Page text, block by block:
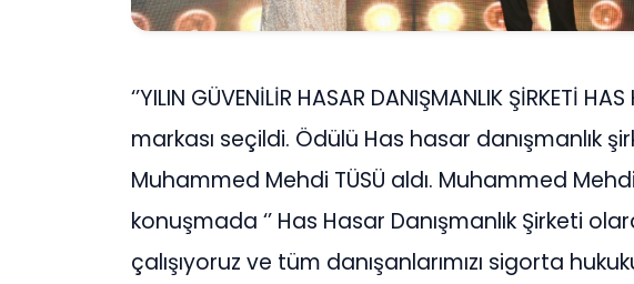
‘’YILIN GÜVENİLİR HASAR DANIŞMANLIK ŞİRKETİ
markası seçildi. Ödülü Has hasar danışmanlık
Muhammed Mehdi TÜSÜ aldı. Muhammed
konuşmada ‘’ Has Hasar Danışmanlık Şirketi
çalışıyoruz ve tüm danışanlarımızı sigorta